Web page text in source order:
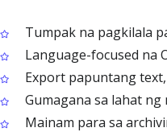
Tumpak na pagkilala
Language-focused na
Export papuntang
Gumagana sa lahat
Mainam para sa